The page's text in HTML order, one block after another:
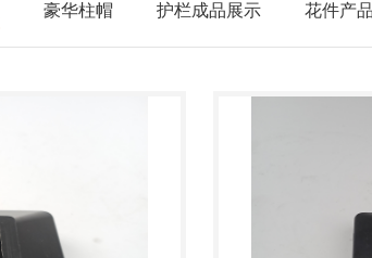
豪华柱帽 护栏成品展示 花件产品